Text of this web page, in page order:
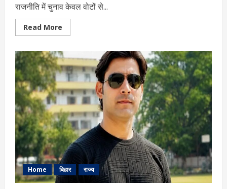
राजनीति में चुनाव केवल वोटों से...
Read More
more
BJP
की
नई
टीम:
2027
की
लड़ाई
का
संगठनात्मक
ब्लूप्रिंट,
सामाजिक
समीकरण
और
चुनावी
रणनीति
Home बिहार राज्य